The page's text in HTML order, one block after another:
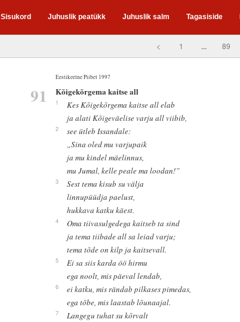
Sisukord Juhuslik peatükk Juhuslik salm Tagasiside
< 1 ... 89
Eestikeelne Piibel 1997
91 Kõigekõrgema kaitse all
1
Kes Kõigekõrgema kaitse all elab
ja alati Kõigeväelise varju all viibib,
2
see ütleb Issandale:
„Sina oled mu varjupaik
ja mu kindel mäelinnus,
mu Jumal, kelle peale ma loodan!”
3
Sest tema kisub su välja
linnupüüdja paelust,
hukkava katku käest.
4
Oma tiivasulgedega kaitseb ta sind
ja tema tiibade all sa leiad varju;
tema tõde on kilp ja kaitsevall.
5
Ei sa siis karda öö hirmu
ega noolt, mis päeval lendab,
6
ei katku, mis rändab pilkases pimedas,
ega tõbe, mis laastab lõunaajal.
7
Langegu tuhat su kõrvalt